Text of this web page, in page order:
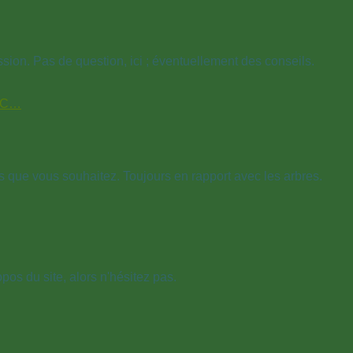
Pas de question, ici ; éventuellement des conseils.
vous souhaitez. Toujours en rapport avec les arbres.
du site, alors n'hésitez pas.